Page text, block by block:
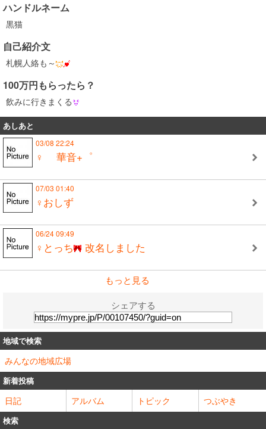
ハンドルネーム
黒猫
自己紹介文
札幌人絡も～
100万円もらったら？
飲みに行きまくる
あしあと
03/08 22:24
♀ 華音+゜
07/03 01:40
♀おしず
06/24 09:49
♀とっち 改名しました
もっと見る
シェアする
地域で検索
みんなの地域広場
新着投稿
日記 アルバム トピック つぶやき
検索